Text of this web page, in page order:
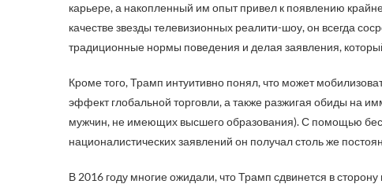
карьере, а накопленный им опыт привел к появлению
качестве звезды телевизионных реалити-шоу, он всегда
традиционные нормы поведения и делая заявления,
Кроме того, Трамп интуитивно понял, что может
эффект глобальной торговли, а также разжигая обиды на
мужчин, не имеющих высшего образования). С помощью
националистических заявлений он получал столь же
В 2016 году многие ожидали, что Трамп сдвинется в